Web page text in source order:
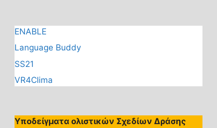
ENABLE
Language Buddy
SS21
VR4Clima
Υποδείγματα ολιστικών Σχεδίων Δράσης